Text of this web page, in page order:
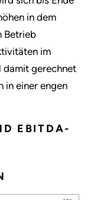
in dem
Betrieb
im
damit gerechnet
in einer engen
EBITDA-